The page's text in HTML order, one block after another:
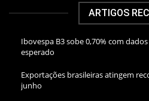
ARTIGOS
Ibovespa B3 sobe 0,70% com
esperado
Exportações brasileiras atingem
junho